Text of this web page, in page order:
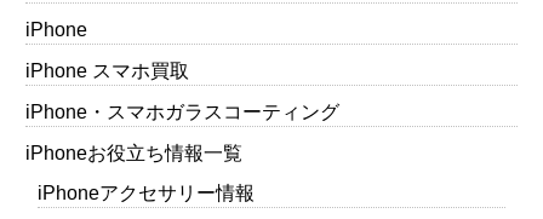
iPhone
iPhone スマホ買取
iPhone・スマホガラスコーティング
iPhoneお役立ち情報一覧
iPhoneアクセサリー情報